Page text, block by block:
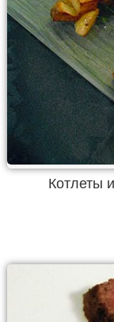
Котлеты